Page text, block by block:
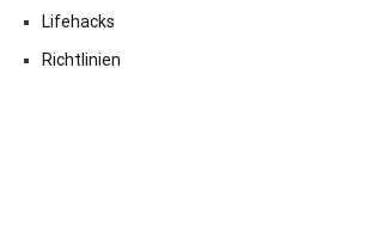
Lifehacks
Richtlinien